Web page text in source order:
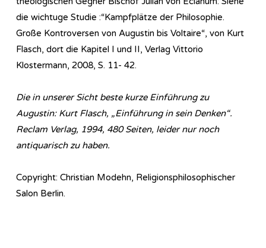
die wichtuge Studie :“Kampfplätze der Philosophie.
Große Kontroversen von Augustin bis Voltaire“, von Kurt
Flasch, dort die Kapitel I und II, Verlag Vittorio
Klostermann, 2008, S. 11- 42.
Die in unserer Sicht beste kurze Einführung zu
Augustin: Kurt Flasch, „Einführung in sein Denken“.
Reclam Verlag, 1994, 480 Seiten, leider nur noch
antiquarisch zu haben.
Copyright: Christian Modehn, Religionsphilosophischer
Salon Berlin.